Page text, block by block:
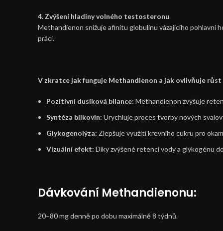
4. Zvýšení hladiny volného testosteronu
Methandienon snižuje afinitu globulinu vázajícího pohlavní
práci.
V zkratce jak funguje Methandienon a jak ovlivňuje růst
Pozitivní dusíková bilance: Methandienon zvyšuje
Syntéza bílkovin: Urychluje proces tvorby nových
Glykogenolýza: Zlepšuje využití krevního cukru pro
Vizuální efekt: Díky zvýšené retenci vody a glykogénu
Dávkování Methandienonu:
20–80 mg denně po dobu maximálně 8 týdnů.